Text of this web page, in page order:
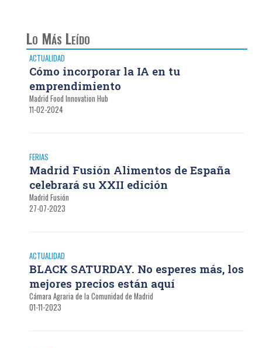
Lo Más Leído
ACTUALIDAD
Cómo incorporar la IA en tu
emprendimiento
Madrid Food Innovation Hub
11-02-2024
FERIAS
Madrid Fusión Alimentos de España
celebrará su XXII edición
Madrid Fusión
27-07-2023
ACTUALIDAD
BLACK SATURDAY. No esperes más, los
mejores precios están aquí
Cámara Agraria de la Comunidad de Madrid
01-11-2023